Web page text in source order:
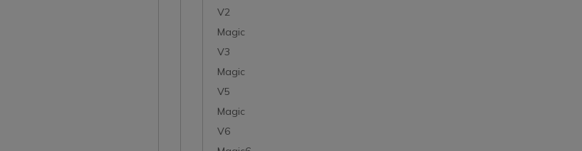
V2
Magic
V3
Magic
V5
Magic
V6